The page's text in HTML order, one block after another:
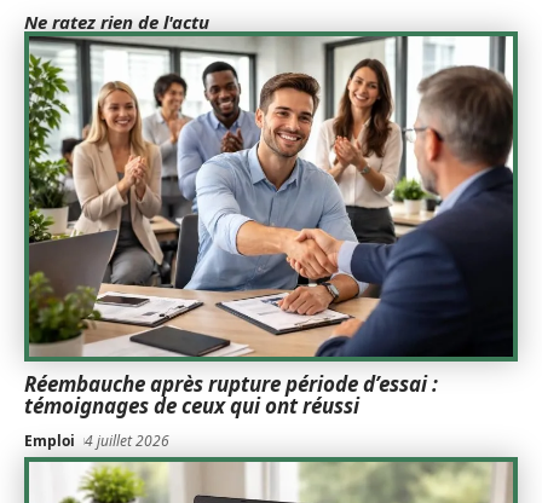
Ne ratez rien de l'actu
Réembauche après rupture période d’essai :
témoignages de ceux qui ont réussi
Emploi 4 juillet 2026